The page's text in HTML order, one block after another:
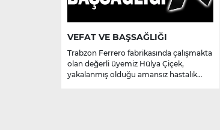
VEFAT VE BAŞSAĞLIĞI
Trabzon Ferrero fabrikasında çalışmakta
olan değerli üyemiz Hülya Çiçek,
yakalanmış olduğu amansız hastalık